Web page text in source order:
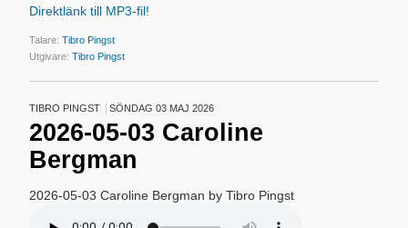
Direktlänk till MP3-fil!
Talare:Tibro Pingst
Utgivare:Tibro Pingst
TIBRO PINGST SÖNDAG 03 MAJ 2026
2026-05-03 Caroline
Bergman
2026-05-03 Caroline Bergman by Tibro Pingst